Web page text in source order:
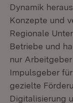
Dynamik
Konzepte und
Regionale
Betriebe und
nur
Impulsgeber
gezielte
Digitalisierung